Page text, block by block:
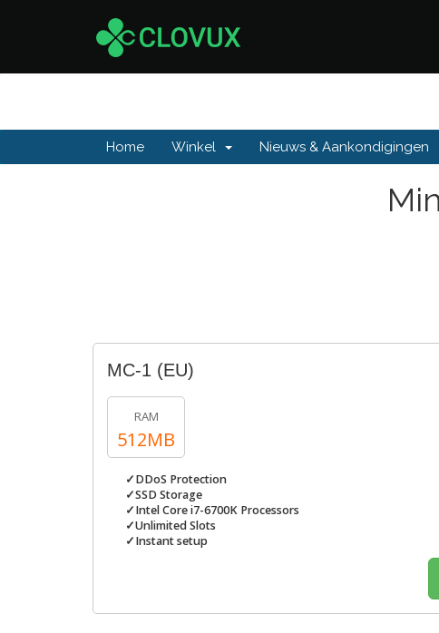
Home Winkel Nieuws & Aankondigingen
MC-1 (EU)
RAM
512MB
✓DDoS Protection
✓SSD Storage
✓Intel Core i7-6700K Processors
✓Unlimited Slots
✓Instant setup